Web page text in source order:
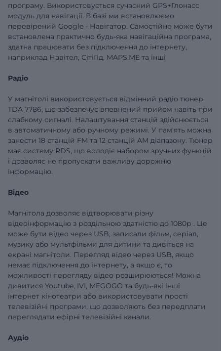
програму. Використовується сучасний GPS+Глонасс
модуль для навігації. В базі ми встановлюємо
перевірений Google - Навігатор. Самостійно може бути
встановлена ​​практично будь-яка навігаційна програма,
здатна працювати без підключення до інтернету,
наприклад Навітел, СітіГід, MAPS.ME та інші
Радіо
У магнітолі використовується відмінний радіо тюнер
TDA 7786, що забезпечує впевнений прийом навіть при
слабкому сигналі. Налаштування станцій здійснюється
в автоматичному або ручному режимі. У пам'ять можна
занести 18 станцій FM та 12 станцій AM діапазону. Тюнер
має систему RDS, що володіє набором зручних функцій
і дозволяє не пропускати важливу дорожню
інформацію.
Відео
Магнітола дозволяє відтворювати різну
відеоінформацію з роздільною здатністю до 1080р . Це
може бути відео через USB, записали фільм, серіал,
музику або мультфільми для дитини та дивіться на
екрані магнітоли. Перегляд відео через USB, якщо
немає підключення до інтернету, а якщо є, то
можливості перегляду відео розширюються! Можна
дивитися Youtube, IVI, MEGOGO та будь-які інші
інтернет кінотеатри або використовувати прості
телевізійні програми, що дозволяють без передплати
переглядати ефірні телевізійні канали.
Аудіо